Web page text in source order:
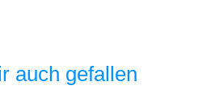
auch gefallen